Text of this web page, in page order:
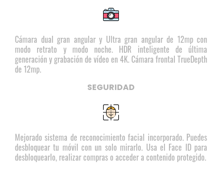
Cámara dual gran angular y Ultra gran angular de 12mp con
modo retrato y modo noche. HDR inteligente de última
generación y grabación de vídeo en 4K. Cámara frontal TrueDepth
de 12mp.
SEGURIDAD
Mejorado sistema de reconocimiento facial incorporado. Puedes
desbloquear tu móvil con un solo mirarlo. Usa el Face ID para
desbloquearlo, realizar compras o acceder a contenido protegido.